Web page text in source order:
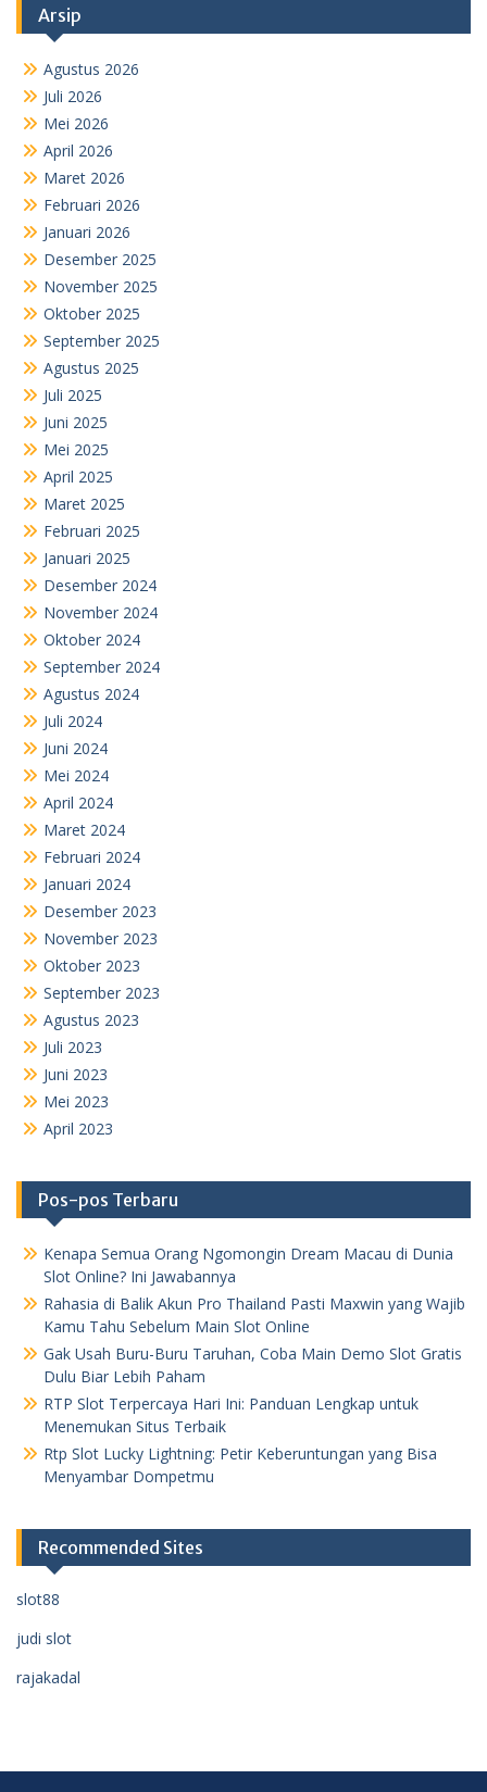
Arsip
Agustus 2026
Juli 2026
Mei 2026
April 2026
Maret 2026
Februari 2026
Januari 2026
Desember 2025
November 2025
Oktober 2025
September 2025
Agustus 2025
Juli 2025
Juni 2025
Mei 2025
April 2025
Maret 2025
Februari 2025
Januari 2025
Desember 2024
November 2024
Oktober 2024
September 2024
Agustus 2024
Juli 2024
Juni 2024
Mei 2024
April 2024
Maret 2024
Februari 2024
Januari 2024
Desember 2023
November 2023
Oktober 2023
September 2023
Agustus 2023
Juli 2023
Juni 2023
Mei 2023
April 2023
Pos-pos Terbaru
Kenapa Semua Orang Ngomongin Dream Macau di Dunia
Slot Online? Ini Jawabannya
Rahasia di Balik Akun Pro Thailand Pasti Maxwin yang Wajib
Kamu Tahu Sebelum Main Slot Online
Gak Usah Buru-Buru Taruhan, Coba Main Demo Slot Gratis
Dulu Biar Lebih Paham
RTP Slot Terpercaya Hari Ini: Panduan Lengkap untuk
Menemukan Situs Terbaik
Rtp Slot Lucky Lightning: Petir Keberuntungan yang Bisa
Menyambar Dompetmu
Recommended Sites
slot88
judi slot
rajakadal